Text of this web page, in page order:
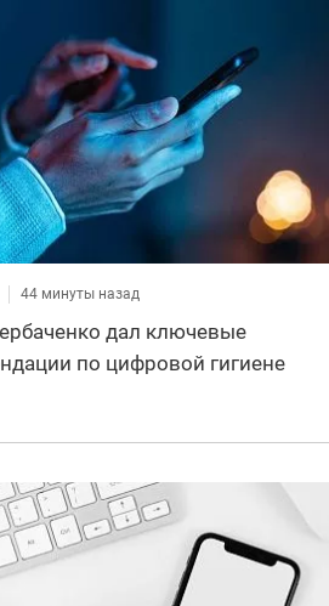
44 минуты назад
дал ключевые
по цифровой гигиене